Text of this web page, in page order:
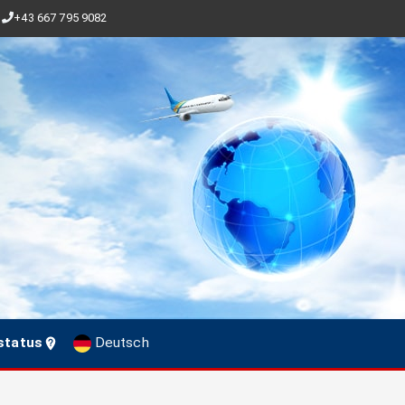
+43 667 795 9082
Deutsch